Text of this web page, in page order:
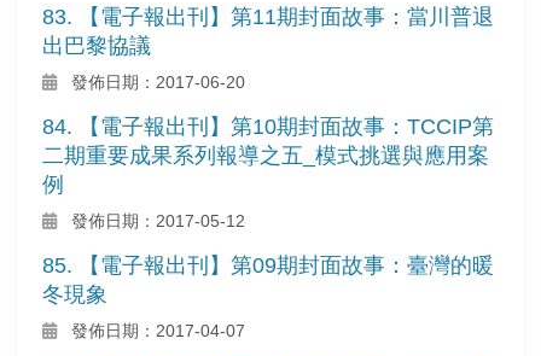
83. 【電子報出刊】第11期封面故事：當川普退
出巴黎協議
發佈日期：2017-06-20
84. 【電子報出刊】第10期封面故事：TCCIP第
二期重要成果系列報導之五_模式挑選與應用案
例
發佈日期：2017-05-12
85. 【電子報出刊】第09期封面故事：臺灣的暖
冬現象
發佈日期：2017-04-07